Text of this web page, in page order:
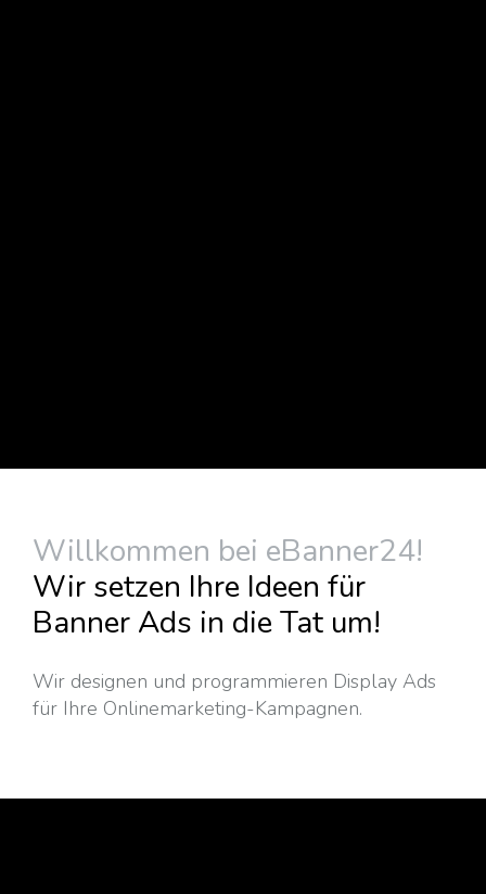
Willkommen bei eBanner24!
Wir setzen Ihre Ideen für
Banner Ads in die Tat um!
Wir designen und programmieren Display Ads
für Ihre Onlinemarketing-Kampagnen.